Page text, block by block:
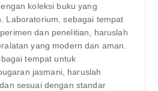
koleksi buku yang
Laboratorium, sebagai tempat
dan penelitian, haruslah
yang modern dan aman.
tempat untuk
jasmani, haruslah
sesuai dengan standar